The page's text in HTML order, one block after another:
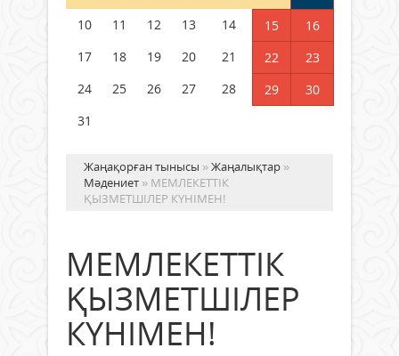
10
11 12 13 14 15
16
17
18 19 20 21 22
23
24
25 26 27 28 29
30
31
Жаңақорған тынысы »Жаңалықтар »
Мәдениет » МЕМЛЕКЕТТІК
ҚЫЗМЕТШІЛЕР КҮНІМЕН!
МЕМЛЕКЕТТІК
ҚЫЗМЕТШІЛЕР
КҮНІМЕН!